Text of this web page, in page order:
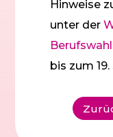
Hinweise
unter der
bis zum